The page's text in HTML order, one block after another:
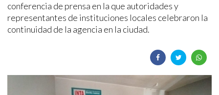
conferencia de prensa en la que autoridades y
representantes de instituciones locales celebraron la
continuidad de la agencia en la ciudad.